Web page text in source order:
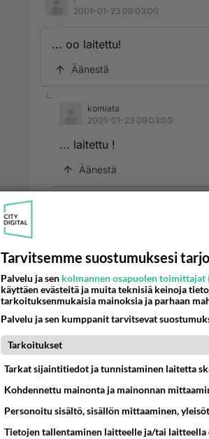
2001-01-23 09:03:00
... oo laitettu!
Äänestä
komiata
2001-01-23 09:03:00
... laitettu !
Äänestä
... laitettu !
..oo !
Äänestä
komiata
2001-01-23 09:05:00
..oo !
Tarvitsemme suostumuksesi
Palvelu ja sen kolmannen osapuolen toimittajat
käyttäen evästeitä ja muita teknisiä keinoja
tarkoituksenmukaisia mainoksia ja parhaan
Palvelu ja sen kumppanit tarvitsevat
Tarkoitukset
Tarkat sijaintitiedot ja tunnistaminen laitetta
Kohdennettu mainonta ja mainonnan
Personoitu sisältö, sisällön mittaaminen,
Tietojen tallentaminen laitteelle ja/tai